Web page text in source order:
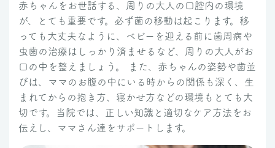
赤ちゃんをお世話する、周りの大人の口腔内の環境
が、とても重要です。必ず菌の移動は起こります。移
っても大丈夫なように、ベビーを迎える前に歯周病や
虫歯の治療はしっかり済ませるなど、周りの大人がお
口の中を整えましょう。 また、赤ちゃんの姿勢や歯並
びは、ママのお腹の中にいる時からの関係も深く、生
まれてからの抱き方、寝かせ方などの環境もとても大
切です。当院では、正しい知識と適切なケア方法をお
伝えし、ママさん達をサポートします。